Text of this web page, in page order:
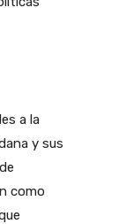
a la
y sus
como